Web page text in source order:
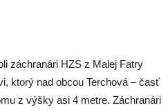
záchranári HZS z Malej Fatry
ktorý nad obcou Terchová – časť
z výšky asi 4 metre. Záchranári